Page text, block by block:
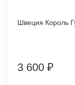
3 600 ₽